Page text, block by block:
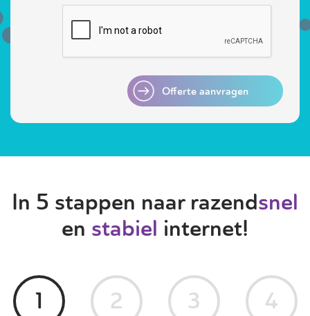
Offerte aanvragen
In 5 stappen naar razendsnel
en stabiel internet!
1 2 3
4